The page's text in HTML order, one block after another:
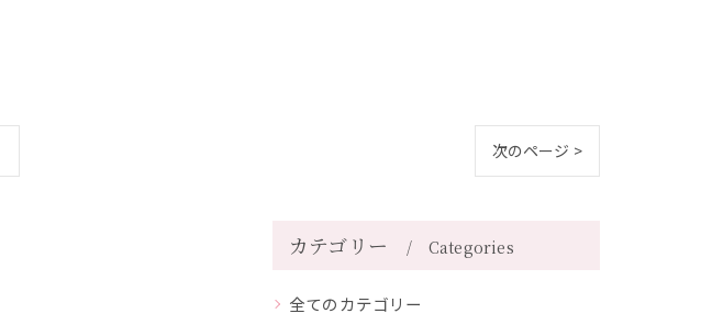
次のページ >
カテゴリー Categories
全てのカテゴリー